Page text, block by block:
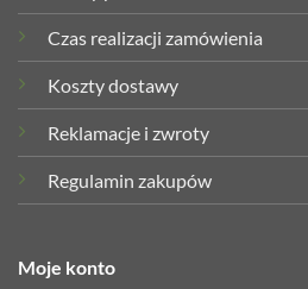
Czas realizacji zamówienia
Koszty dostawy
Reklamacje i zwroty
Regulamin zakupów
Moje konto